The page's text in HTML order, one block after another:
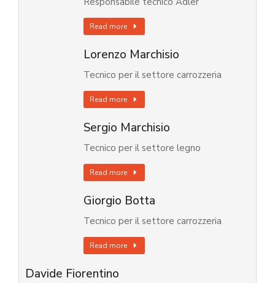
Read more
Lorenzo Marchisio
Tecnico per il settore carrozzeria
Read more
Sergio Marchisio
Tecnico per il settore legno
Read more
Giorgio Botta
Tecnico per il settore carrozzeria
Read more
Davide Fiorentino